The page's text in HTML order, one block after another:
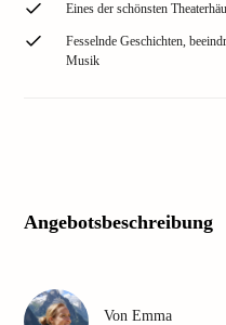
Eines der schönsten
Fesselnde Geschichten,
Musik
Angebotsbeschreibung
Von Emma